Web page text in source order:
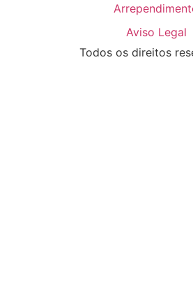
Aviso Legal
Todos os direitos